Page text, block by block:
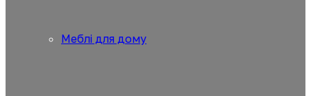
Меблі для дому